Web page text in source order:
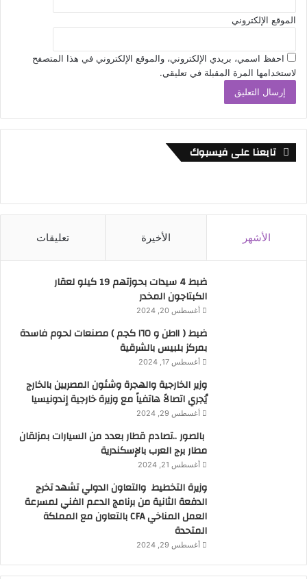
الموقع الإلكتروني
احفظ اسمي، بريدي الإلكتروني، والموقع الإلكتروني في هذا المتصفح
لاستخدامها المرة المقبلة في تعليقي.
تابعنا على فيسبوك
الأشهر الأخيرة تعليقات
ضبط 4 سيدات بحوزتهم 19 كيلو لعقار
الكبتاجون المخدر
أغسطس 20, 2024
ضبط ( ١١طن و ١٦٥ كجم ) مصنعات لحوم فاسدة
بمركز بلبيس بالشرقية
أغسطس 17, 2024
وزير الخارجية والهجرة وشئون المصريين بالخارج
يُجري اتصالاً هاتفياً مع وزيرة خارجية إندونيسيا
أغسطس 29, 2024
بالصور ..تصادم قطار بعدد من السيارات بمزلقان
مطار برج العرب بالإسكندرية
أغسطس 21, 2024
وزيرة التخطيط والتعاون الدولي تشهد تخرج
الدفعة الثانية من برنامج الدعم الفني لمسرعة
العمل المناخي CFA بالتعاون مع المملكة
المتحدة
أغسطس 29, 2024